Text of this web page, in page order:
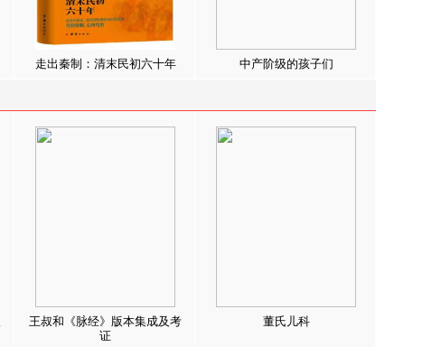
走出秦制：清末民初六十年 中产阶级的孩子们
王叔和《脉经》版本集成及考
证
董氏儿科